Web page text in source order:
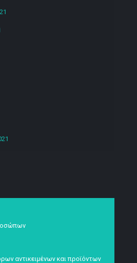
αντικειμένων και προϊόντων